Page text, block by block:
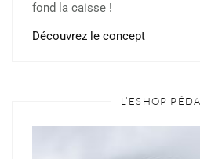
fond la caisse !
Découvrez le concept
L’ESHOP